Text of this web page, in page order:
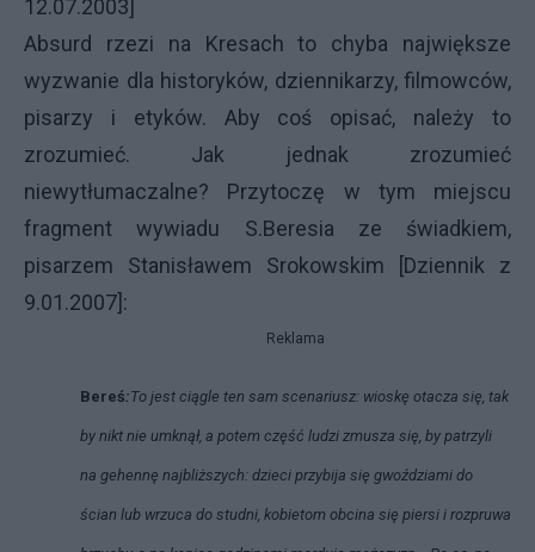
12.07.2003]
Absurd rzezi na Kresach to chyba największe
wyzwanie dla historyków, dziennikarzy, filmowców,
pisarzy i etyków. Aby coś opisać, należy to
zrozumieć. Jak jednak zrozumieć
niewytłumaczalne? Przytoczę w tym miejscu
fragment wywiadu S.Beresia ze świadkiem,
pisarzem Stanisławem Srokowskim [Dziennik z
9.01.2007]:
Reklama
Bereś:To jest ciągle ten sam scenariusz: wioskę otacza się, tak
by nikt nie umknął, a potem część ludzi zmusza się, by patrzyli
na gehennę najbliższych: dzieci przybija się gwoździami do
ścian lub wrzuca do studni, kobietom obcina się piersi i rozpruwa